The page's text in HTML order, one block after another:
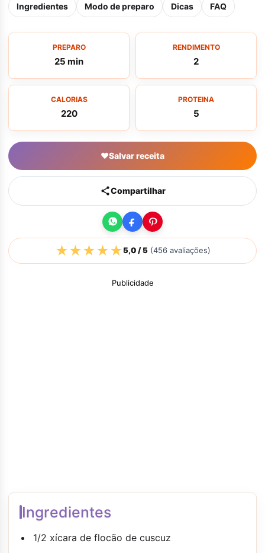
Ingredientes Modo de preparo Dicas FAQ
PREPARO
25 min
RENDIMENTO
2
CALORIAS
220
PROTEINA
5
♥Salvar receita
Compartilhar
★★★★★5,0/ 5(456avaliações)
Publicidade
Ingredientes
1/2 xícara de flocão de cuscuz